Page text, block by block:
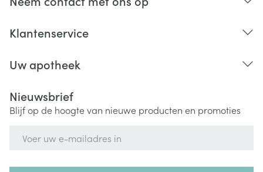
Klantenservice
Uw apotheek
Nieuwsbrief
Blijf op de hoogte van nieuwe producten en promoties